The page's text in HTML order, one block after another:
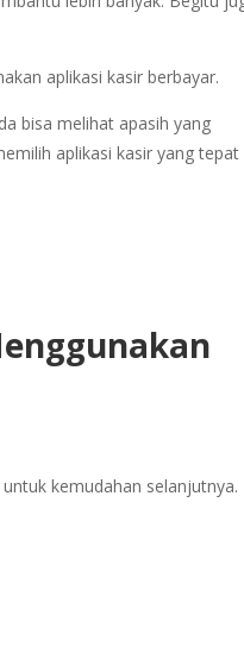
aplikasi kasir berbayar.
bisa melihat apasih yang
aplikasi kasir yang tepat
kemudahan selanjutnya.